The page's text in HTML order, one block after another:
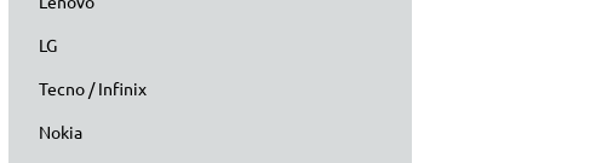
LG
Tecno / Infinix
Nokia